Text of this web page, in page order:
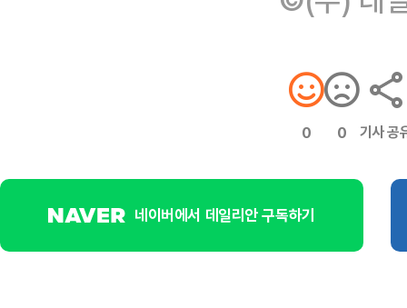
0 0 기사 공
네이버에서 데일리안 구독하기